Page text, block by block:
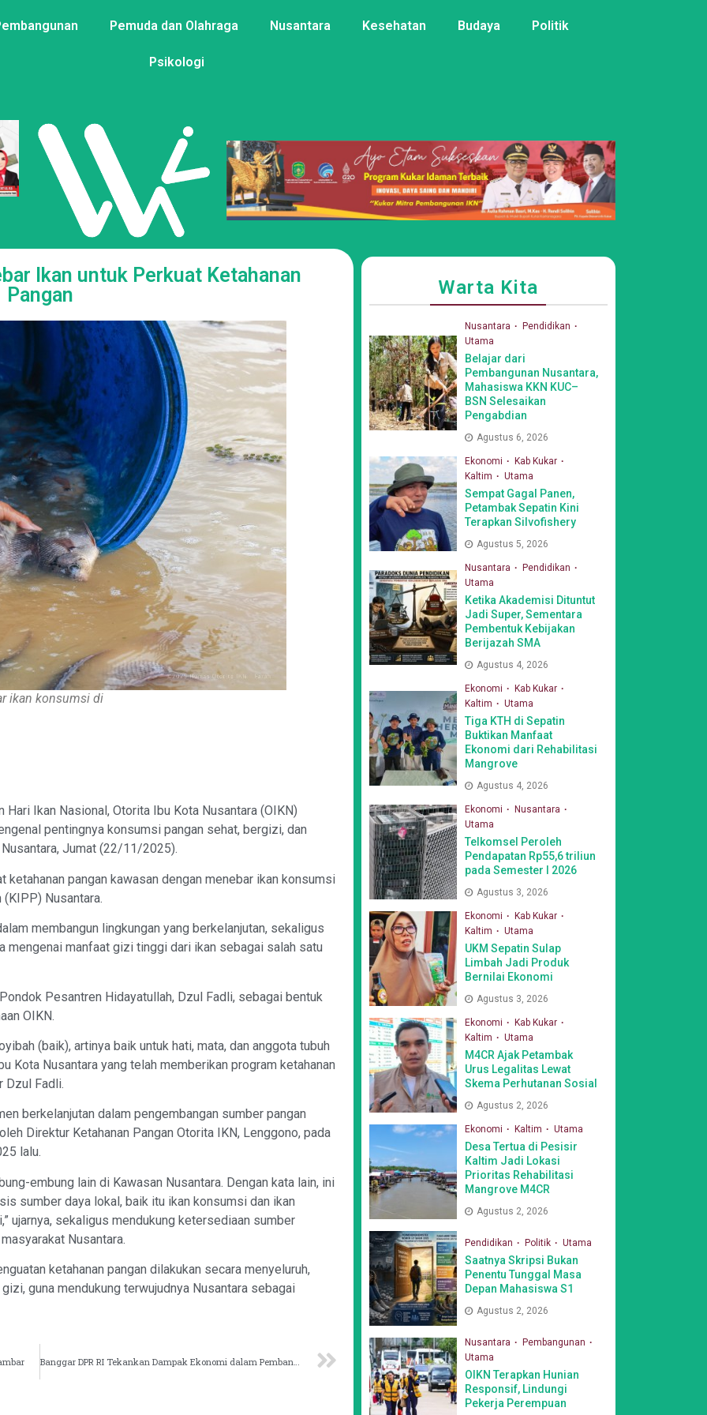
Pemuda dan Olahraga Nusantara Kesehatan Budaya Politik
Psikologi
Ikan untuk Perkuat Ketahanan
Pangan
ikan konsumsi di
Hari Ikan Nasional, Otorita Ibu Kota Nusantara (OIKN)
pentingnya konsumsi pangan sehat, bergizi, dan
Jumat (22/11/2025).
ketahanan pangan kawasan dengan menebar ikan konsumsi
Nusantara.
membangun lingkungan yang berkelanjutan, sekaligus
mengenai manfaat gizi tinggi dari ikan sebagai salah satu
Pesantren Hidayatullah, Dzul Fadli, sebagai bentuk
OIKN.
(baik), artinya baik untuk hati, mata, dan anggota tubuh
Kota Nusantara yang telah memberikan program ketahanan
Dzul Fadli.
berkelanjutan dalam pengembangan sumber pangan
Direktur Ketahanan Pangan Otorita IKN, Lenggono, pada
lalu.
embung lain di Kawasan Nusantara. Dengan kata lain, ini
sumber daya lokal, baik itu ikan konsumsi dan ikan
ujarnya, sekaligus mendukung ketersediaan sumber
Nusantara.
ketahanan pangan dilakukan secara menyeluruh,
guna mendukung terwujudnya Nusantara sebagai
Warta Kita
Nusantara
Pendidikan
Utama
Belajar dari
Pembangunan Nusantara,
Mahasiswa KKN KUC–
BSN Selesaikan
Pengabdian
Agustus 6, 2026
Ekonomi
Kab Kukar
Kaltim
Utama
Sempat Gagal Panen,
Petambak Sepatin Kini
Terapkan Silvofishery
Agustus 5, 2026
Nusantara
Pendidikan
Utama
Ketika Akademisi Dituntut
Jadi Super, Sementara
Pembentuk Kebijakan
Berijazah SMA
Agustus 4, 2026
Ekonomi
Kab Kukar
Kaltim
Utama
Tiga KTH di Sepatin
Buktikan Manfaat
Ekonomi dari Rehabilitasi
Mangrove
Agustus 4, 2026
Ekonomi
Nusantara
Utama
Telkomsel Peroleh
Pendapatan Rp55,6 triliun
pada Semester I 2026
Agustus 3, 2026
Ekonomi
Kab Kukar
Kaltim
Utama
UKM Sepatin Sulap
Limbah Jadi Produk
Bernilai Ekonomi
Agustus 3, 2026
Ekonomi
Kab Kukar
Kaltim
Utama
M4CR Ajak Petambak
Urus Legalitas Lewat
Skema Perhutanan Sosial
Agustus 2, 2026
Ekonomi Kaltim Utama
Desa Tertua di Pesisir
Kaltim Jadi Lokasi
Prioritas Rehabilitasi
Mangrove M4CR
Agustus 2, 2026
Pendidikan Politik Utama
Saatnya Skripsi Bukan
Penentu Tunggal Masa
Depan Mahasiswa S1
Agustus 2, 2026
Nusantara
Pembangunan
Utama
OIKN Terapkan Hunian
Responsif, Lindungi
Pekerja Perempuan